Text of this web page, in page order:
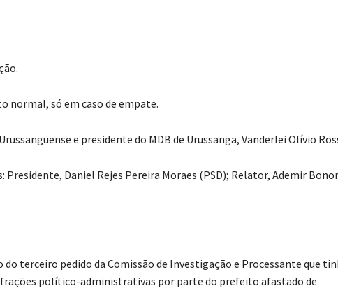
normal, só em caso de empate.
e presidente do MDB de Urussanga, Vanderlei Olívio
Daniel Rejes Pereira Moraes (PSD); Relator, Ademir
terceiro pedido da Comissão de Investigação e Processante que
político-administrativas por parte do prefeito afastado de